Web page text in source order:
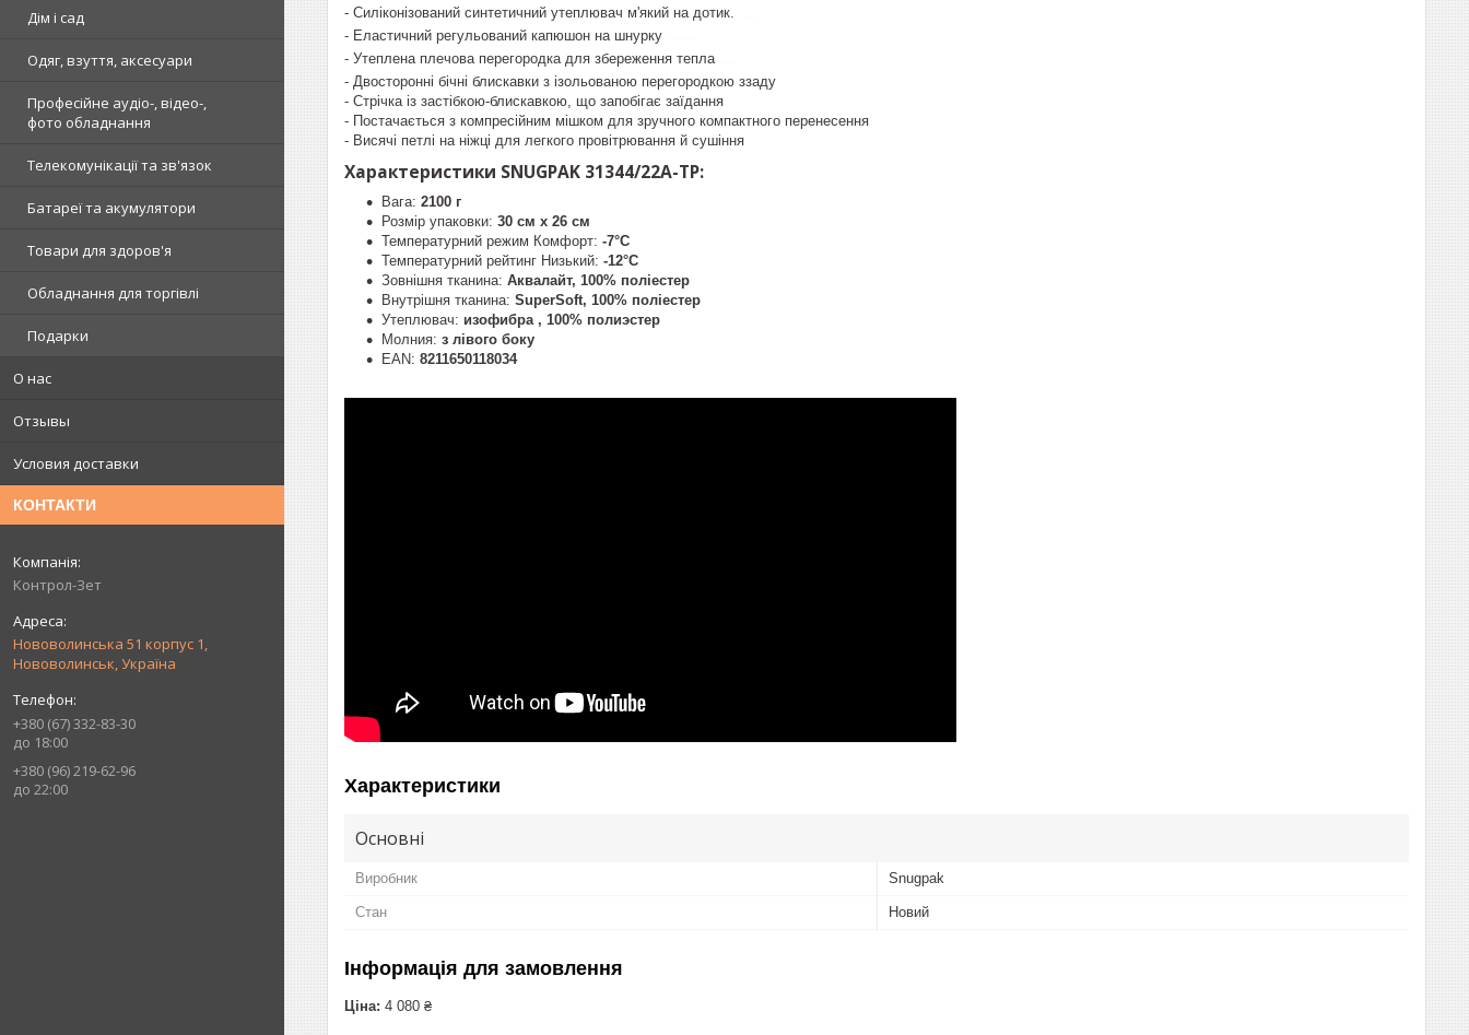
Дім і сад
Одяг, взуття, аксесуари
Професійне аудіо-, відео-,
фото обладнання
Телекомунікації та зв'язок
Батареї та акумулятори
Товари для здоров'я
Обладнання для торгівлі
Подарки
О нас
Отзывы
Условия доставки
КОНТАКТИ
Контрол-Зет
Нововолинська 51 корпус 1,
Нововолинськ, Україна
+380 (67) 332-83-30
до 18:00
+380 (96) 219-62-96
до 22:00
- Силіконізований синтетичний утеплювач м'який на дотик.
- Еластичний регульований капюшон на шнурку
- Утеплена плечова перегородка для збереження тепла
- Двосторонні бічні блискавки з ізольованою перегородкою ззаду
- Стрічка із застібкою-блискавкою, що запобігає заїдання
- Постачається з компресійним мішком для зручного компактного перенесення
- Висячі петлі на ніжці для легкого провітрювання й сушіння
Характеристики SNUGPAK 31344/22A-TP:
Вага: 2100 г
Розмір упаковки: 30 см х 26 см
Температурний режим Комфорт: -7°C
Температурний рейтинг Низький: -12°C
Зовнішня тканина: Аквалайт, 100% поліестер
Внутрішня тканина: SuperSoft, 100% поліестер
Утеплювач: изофибра , 100% полиэстер
Молния: з лівого боку
EAN: 8211650118034
Характеристики
Основні
Виробник Snugpak
Стан Новий
Інформація для замовлення
Ціна: 4 080 ₴